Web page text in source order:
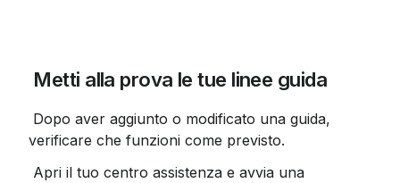
Metti alla prova le tue linee guida
verificare che funzioni come previsto.